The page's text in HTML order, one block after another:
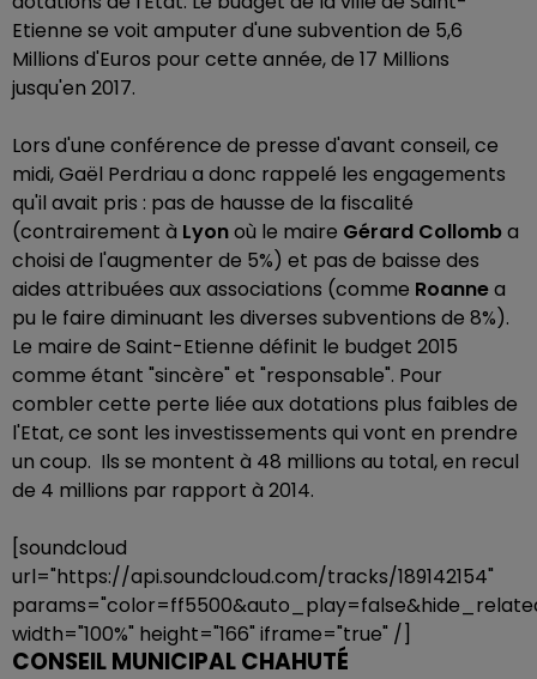
Etienne se voit amputer d'une subvention de 5,6
Millions d'Euros pour cette année, de 17 Millions
jusqu'en 2017.
Lors d'une conférence de presse d'avant conseil, ce
midi, Gaël Perdriau a donc rappelé les engagements
qu'il avait pris : pas de hausse de la fiscalité
(contrairement à Lyonoù le maire Gérard Collomba
choisi de l'augmenter de 5%) et pas de baisse des
aides attribuées aux associations (comme Roannea
pu le faire diminuant les diverses subventions de 8%).
Le maire de Saint-Etienne définit le budget 2015
comme étant "sincère" et "responsable". Pour
combler cette perte liée aux dotations plus faibles de
l'Etat, ce sont les investissements qui vont en prendre
un coup. Ils se montent à 48 millions au total, en recul
de 4 millions par rapport à 2014.
[soundcloud
url="https://api.soundcloud.com/tracks/189142154"
width="100%" height="166" iframe="true" /]
CONSEIL MUNICIPAL CHAHUTÉ